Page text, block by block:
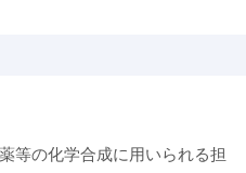
等の化学合成に用いられる担